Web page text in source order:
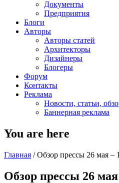
Документы
Предприятия
Блоги
Авторы
Авторы статей
Архитекторы
Дизайнеры
Блогеры
Форум
Контакты
Реклама
Новости, статьи,
Баннерная реклама
You are here
Главная / Обзор прессы 26 мая –
Обзор прессы 26